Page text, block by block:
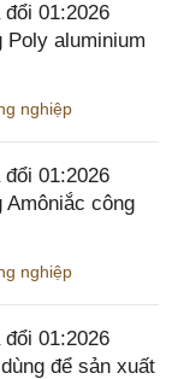
01:2026
Poly aluminium
nghiệp
01:2026
Amôniắc công
nghiệp
01:2026
để sản xuất